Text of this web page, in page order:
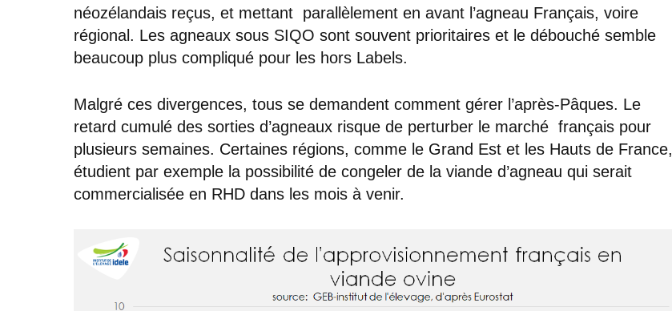
néozélandais reçus, et mettant parallèlement en avant l’agneau Français, voire
régional. Les agneaux sous SIQO sont souvent prioritaires et le débouché semble
beaucoup plus compliqué pour les hors Labels.
Malgré ces divergences, tous se demandent comment gérer l’après-Pâques. Le
retard cumulé des sorties d’agneaux risque de perturber le marché français pour
plusieurs semaines. Certaines régions, comme le Grand Est et les Hauts de France,
étudient par exemple la possibilité de congeler de la viande d’agneau qui serait
commercialisée en RHD dans les mois à venir.